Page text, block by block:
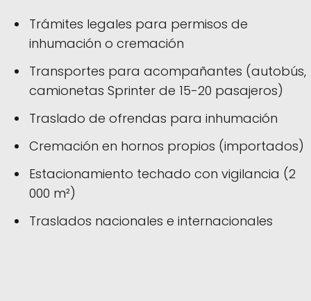
Trámites legales para permisos de
inhumación o cremación
Transportes para acompañantes (autobús,
camionetas Sprinter de 15-20 pasajeros)
Traslado de ofrendas para inhumación
Cremación en hornos propios (importados)
Estacionamiento techado con vigilancia (2
000 m²)
Traslados nacionales e internacionales